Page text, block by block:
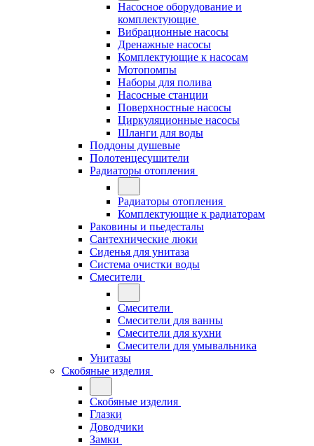
Насосное оборудование и
комплектующие
Вибрационные насосы
Дренажные насосы
Комплектующие к насосам
Мотопомпы
Наборы для полива
Насосные станции
Поверхностные насосы
Циркуляционные насосы
Шланги для воды
Поддоны душевые
Полотенцесушители
Радиаторы отопления
Радиаторы отопления
Комплектующие к радиаторам
Раковины и пьедесталы
Сантехнические люки
Сиденья для унитаза
Система очистки воды
Смесители
Смесители
Смесители для ванны
Смесители для кухни
Смесители для умывальника
Унитазы
Скобяные изделия
Скобяные изделия
Глазки
Доводчики
Замки